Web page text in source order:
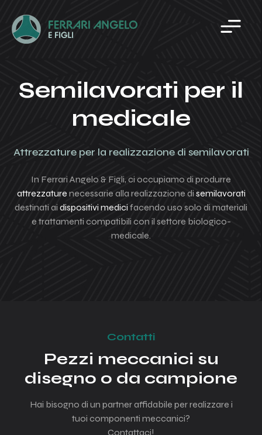
Home
Azienda
Componenti presse ad iniezione
Puntale a sfera
Testate
Ugello/testina
Rulli
Ruote
automazione
Parco macchine
Semilavorati per il
medicale
Attrezzature per la realizzazione di semilavorati
In Ferrari Angelo & Figli, ci occupiamo di produrre
attrezzature necessarie alla realizzazione di semilavorati
destinati ai dispositivi medici facendo uso solo di materiali
e trattamenti compatibili con il settore biologico-
medicale.
Contatti
Pezzi meccanici su
disegno o da campione
Hai bisogno di un partner affidabile per realizzare i
tuoi componenti meccanici?
Contattaci!